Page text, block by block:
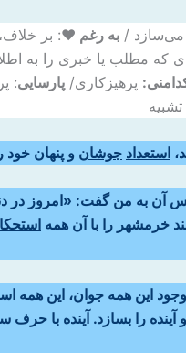
می‌سازد / به رغم ♥: بر
که مطلب یا خبری را به
پرهیزکاری/ پارسایی:
استعداد جوشان و پنهان خود
آن به من گفت: «امروز در
خرمشهر را با آن همه
این همه جوان، این همه
آینده را بسازد. آینده با حرف